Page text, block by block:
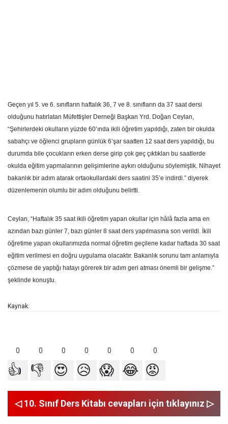
Geçen yıl 5. ve 6. sınıfların haftalık 36, 7 ve 8. sınıfların da 37 saat dersi
olduğunu hatırlatan Müfettişler Derneği Başkan Yrd. Doğan Ceylan,
“Şehirlerdeki okulların yüzde 60’ında ikili öğretim yapıldığı, zaten bir okulda
sabahçı ve öğlenci grupların günlük 6’şar saatten 12 saat ders yapıldığı, bu
durumda bile çocukların erken derse girip çok geç çıktıkları bu saatlerde
okulda eğitim yapmalarının gelişimlerine aykırı olduğunu söylemiştik. Nihayet
bakanlık bir adım atarak ortaokullardaki ders saatini 35’e indirdi.” diyerek
düzenlemenin olumlu bir adım olduğunu belirtti.
Ceylan, “Haftalık 35 saat ikili öğretim yapan okullar için hâlâ fazla ama en
azından bazı günler 7, bazı günler 8 saat ders yapılmasına son verildi. İkili
öğretime yapan okullarımızda normal öğretim geçilene kadar haftada 30 saat
eğitim verilmesi en doğru uygulama olacaktır. Bakanlık sorunu tam anlamıyla
çözmese de yaptığı hatayı görerek bir adım geri atması önemli bir gelişme.”
şeklinde konuştu.
Kaynak:
0 0 0 0 0 0 0
👍 👎 😍 😥 😱 😂 😡
◁ 10. Sınıf Ders Kitabı cevapları için tıklayınız ▷